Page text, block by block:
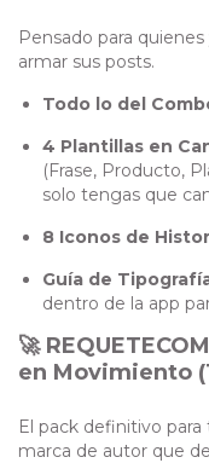
Pensado para
armar sus posts.
Todo lo del
4 Plantillas en
(Frase, Producto,
solo tengas que
8 Iconos de
Guía de
dentro de la app
🚀
en Movimiento
El pack definitivo
marca de autor que